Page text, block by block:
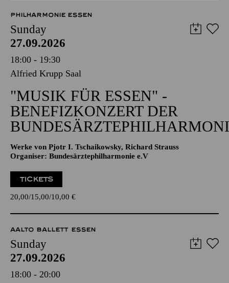
PHILHARMONIE ESSEN
Sunday
27.09.2026
18:00 - 19:30
Alfried Krupp Saal
"MUSIK FÜR ESSEN" -
BENEFIZKONZERT DER
Werke von Pjotr I. Tschaikowsky, Richard Strauss
Organiser: Bundesärztephilharmonie e.V
TICKETS
20,00 15,00 10,00 €
AALTO BALLETT ESSEN
Sunday
27.09.2026
18:00 - 20:00